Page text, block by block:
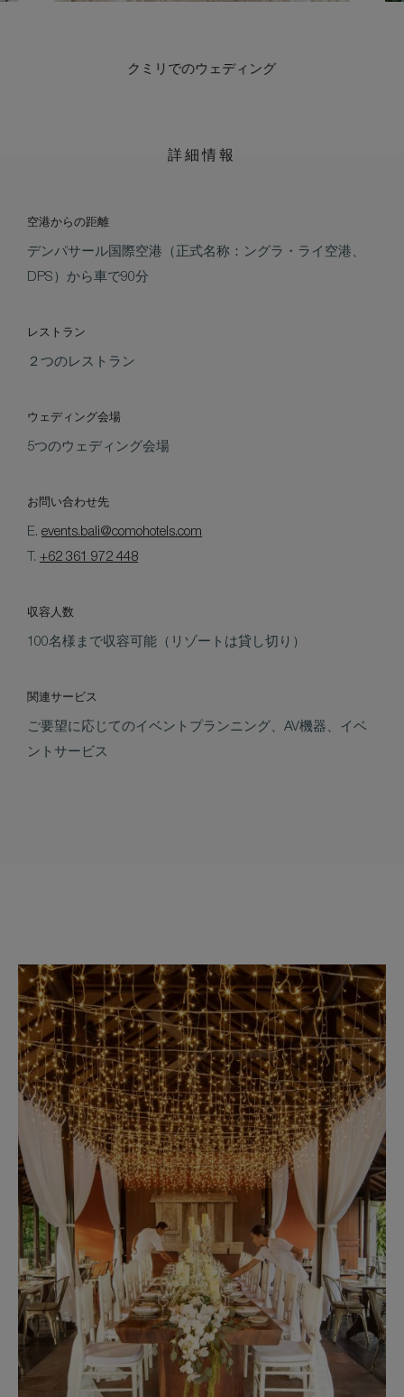
クミリでのウェディング
詳細情報
空港からの距離
デンパサール国際空港（正式名称：ングラ・ライ空港、
DPS）から車で90分
レストラン
２つのレストラン
ウェディング会場
5つのウェディング会場
お問い合わせ先
E. events.bali@comohotels.com
T. +62 361 972 448
収容人数
100名様まで収容可能（リゾートは貸し切り）
関連サービス
ご要望に応じてのイベントプランニング、AV機器、イベ
ントサービス